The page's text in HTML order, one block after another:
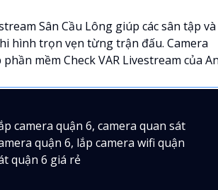
Sân Cầu Lông giúp các sân tập và
hình trọn vẹn từng trận đấu. Camera
mềm Check VAR Livestream của
camera quận 6, camera quan sát
quận 6, lắp camera wifi quận
quận 6 giá rẻ